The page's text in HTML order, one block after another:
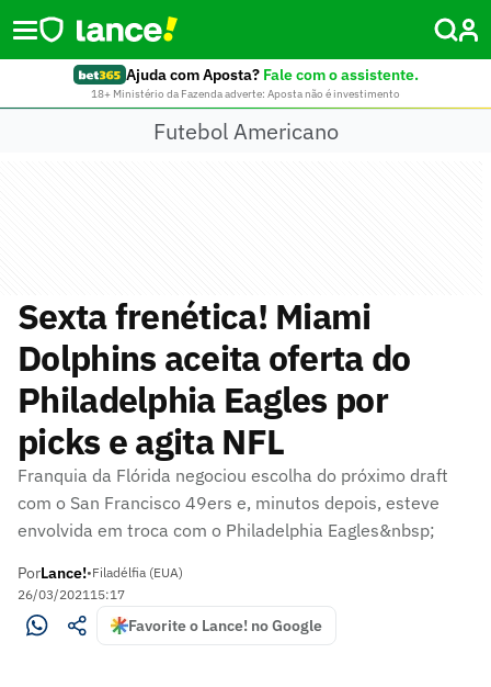
Ajuda com Aposta? Fale com o assistente.
18+ Ministério da Fazenda adverte: Aposta não é investimento
Futebol Americano
Sexta frenética! Miami
Dolphins aceita oferta do
Philadelphia Eagles por
picks e agita NFL
Franquia da Flórida negociou escolha do próximo draft
com o San Francisco 49ers e, minutos depois, esteve
envolvida em troca com o Philadelphia Eagles&nbsp;
PorLance!•Filadélfia (EUA)
26/03/202115:17
Favorite o Lance! no Google